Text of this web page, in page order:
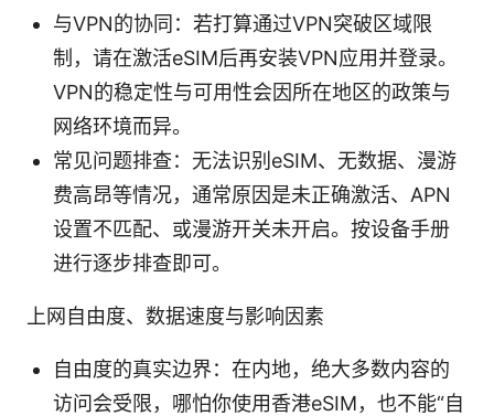
与VPN的协同：若打算通过VPN突破区域限
制，请在激活eSIM后再安装VPN应用并登录。
VPN的稳定性与可用性会因所在地区的政策与
网络环境而异。
常见问题排查：无法识别eSIM、无数据、漫游
费高昂等情况，通常原因是未正确激活、APN
设置不匹配、或漫游开关未开启。按设备手册
进行逐步排查即可。
上网自由度、数据速度与影响因素
自由度的真实边界：在内地，绝大多数内容的
访问会受限，哪怕你使用香港eSIM，也不能“自